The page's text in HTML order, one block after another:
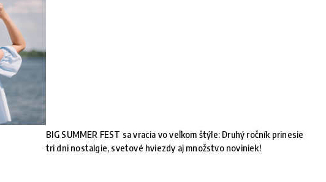
BIG SUMMER FEST sa vracia vo veľkom štýle: Druhý ročník prinesie
tri dni nostalgie, svetové hviezdy aj množstvo noviniek!